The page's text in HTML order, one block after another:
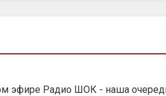
эфире Радио ШОК - наша